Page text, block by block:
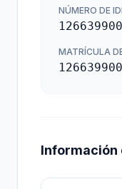
NÚMERO DE
MATRÍCULA
Información